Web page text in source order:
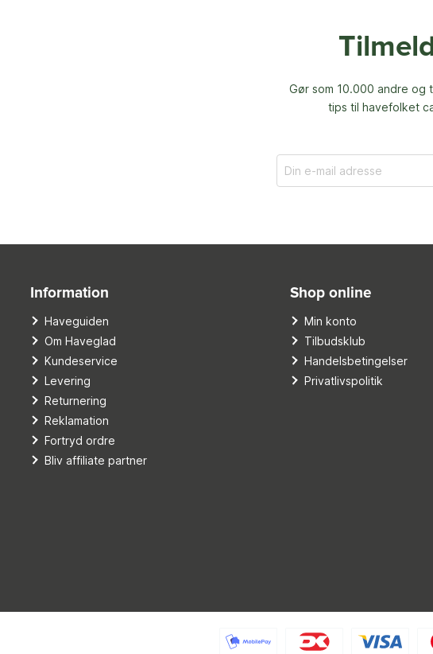
Gør som 10.000 andre og
tips til havefolket
Information
Haveguiden
Om Haveglad
Kundeservice
Levering
Returnering
Reklamation
Fortryd ordre
Bliv affiliate partner
Shop online
Min konto
Tilbudsklub
Handelsbetingelser
Privatlivspolitik